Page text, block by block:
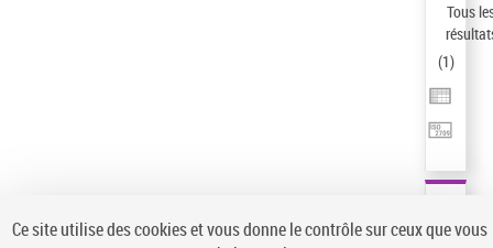
Pays
Tous
(1)
Ce site utilise des cookies et vous donne le contrôle sur ceux que vous